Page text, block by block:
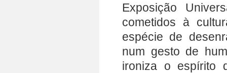
Exposição
cometidos à
espécie de
num gesto de
ironiza o espírito